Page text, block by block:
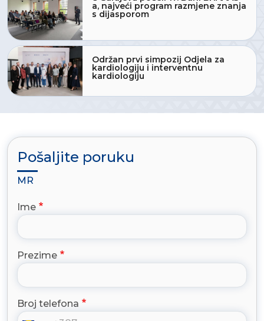
a, najveći program razmjene znanja
s dijasporom
Održan prvi simpozij Odjela za
kardiologiju i interventnu
kardiologiju
Pošaljite poruku
MR
Ime
Prezime
Broj telefona